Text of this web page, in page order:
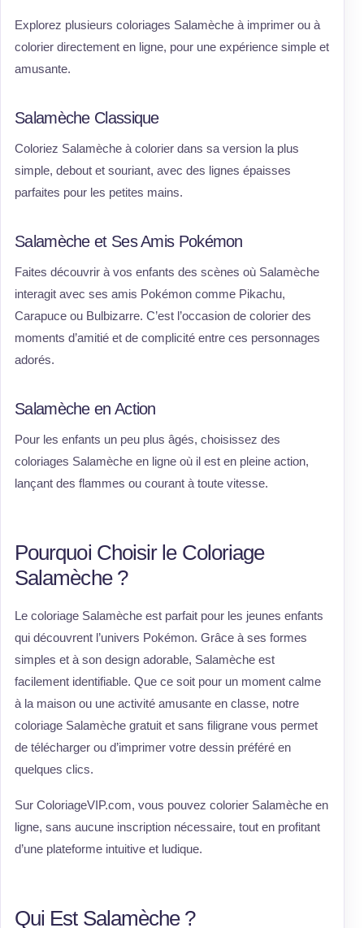
Explorez plusieurs coloriages Salamèche à imprimer ou à
colorier directement en ligne, pour une expérience simple et
amusante.
Salamèche Classique
Coloriez Salamèche à colorier dans sa version la plus
simple, debout et souriant, avec des lignes épaisses
parfaites pour les petites mains.
Salamèche et Ses Amis Pokémon
Faites découvrir à vos enfants des scènes où Salamèche
interagit avec ses amis Pokémon comme Pikachu,
Carapuce ou Bulbizarre. C’est l’occasion de colorier des
moments d’amitié et de complicité entre ces personnages
adorés.
Salamèche en Action
Pour les enfants un peu plus âgés, choisissez des
coloriages Salamèche en ligne où il est en pleine action,
lançant des flammes ou courant à toute vitesse.
Pourquoi Choisir le Coloriage
Salamèche ?
Le coloriage Salamèche est parfait pour les jeunes enfants
qui découvrent l’univers Pokémon. Grâce à ses formes
simples et à son design adorable, Salamèche est
facilement identifiable. Que ce soit pour un moment calme
à la maison ou une activité amusante en classe, notre
coloriage Salamèche gratuit et sans filigrane vous permet
de télécharger ou d’imprimer votre dessin préféré en
quelques clics.
Sur ColoriageVIP.com, vous pouvez colorier Salamèche en
ligne, sans aucune inscription nécessaire, tout en profitant
d’une plateforme intuitive et ludique.
Qui Est Salamèche ?